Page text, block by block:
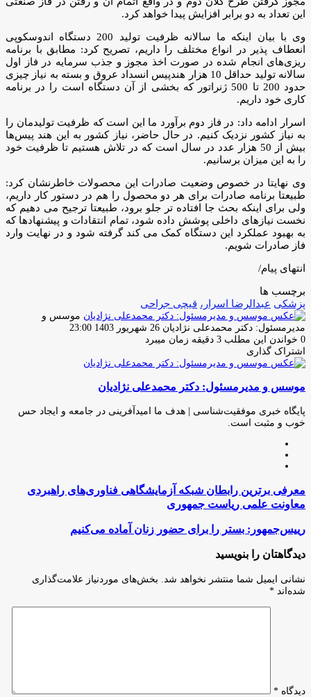
این تعداد به دو برابر افزایش پیدا خواهد کرد.
وی با بیان اینکه ما سالانه ظرفیت تولید 200 دستگاه اندوسکوپی
انعطاف پذیر در انواع مختلف را داریم، تصریح کرد: مطابق با برنامه
ریزی‌های انجام شده در صورت اخذ مجوز و جذب سرمایه در فاز اول
سالانه تولید حداقل 10 هزار هندپیس انسداد عروق و بسته به نیاز چیزی
حدود 200 تا 500 ژنراتور که بخشی از آن دستگاه است را در برنامه
کاری خود داریم.
اسرار ادامه داد: در فاز دوم برآورد ما این است که ظرفیت تولیدمان را
به نیاز کشور نزدیک کنیم. در حال حاضر، نیاز کشور به این هند پیس‌ها
بیش از 50 هزار عدد در سال است که در تلاش هستیم تا ظرفیت خود
را به این میزان برسانیم.
وی نهایتا در خصوص وضعیت صادرات این محصولات خاطرنشان کرد:
طبیعتا برنامه صادرات برای هر دو محصول را هم در دستور کار داریم،
ولی برای اینکه بحث جا افتاده تر جلو برود، طبیعتا ترجیح می دهیم که
نخست نیازهای داخلی پوشش داده شود، تمام انتقادات و پیشنهادها که
به بهبود عملکرد این دستگاه کمک می کند گرفته شود و در نهایت وارد
فاز صادرات شویم.
انتهای پیام/
برچسب ها
پزشکی عبدالرضا اسرار، قیچی جراحی
موسس و
مدیرمسئول: دکتر محمدعلی نژادیان ارسال
ایمیل
26 شهریور 1403 23:00
0 خواندن این مطلب 3 دقیقه زمان میبرد
اشتراک گذاری
فیس
توئیتر
لینکدین
واتس
تلگرام
اشتراک
از
ایمیل
چاپ
موسس و مدیرمسئول: دکتر محمدعلی نژادیان
پایگاه خبری موفقیت‌شناسی | هدف ما امیدآفرینی در جامعه و ایجاد حس
خوب و مثبت است.
معرفی
برترین
رابطان
آزمایشگاهی
فناوری‌های
راهبردی
علمی
ریاست
معرفی برترین رابطان شبکه آزمایشگاهی فناوری‌های راهبردی
معاونت علمی ریاست جمهوری
رییس‌جمهور:
را
حضور
زنان
رییس‌جمهور: بستر را برای حضور زنان آماده می‌کنیم
دیدگاهتان را بنویسید
نشانی ایمیل شما منتشر نخواهد شد.
بخش‌های موردنیاز علامت‌گذاری
شده‌اند *
دیدگاه *